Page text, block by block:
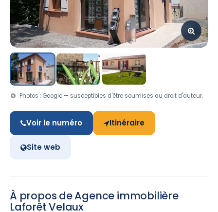
Photos : Google — susceptibles d'être soumises au droit d'auteur.
Voir le numéro Itinéraire
Site web
À propos de Agence immobilière
Laforêt Velaux